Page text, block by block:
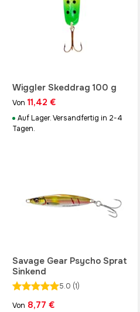
Wiggler Skeddrag 100 g
Von 11,42 €
Auf Lager. Versandfertig in 2-4
Tagen.
Savage Gear Psycho Sprat
Sinkend
5.0 (1)
Von 8,77 €